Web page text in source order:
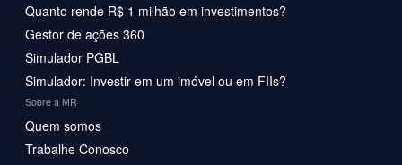
Quanto rende R$ 1 milhão em investimentos?
Gestor de ações 360
Simulador PGBL
Simulador: Investir em um imóvel ou em FIIs?
Sobre a MR
Quem somos
Trabalhe Conosco